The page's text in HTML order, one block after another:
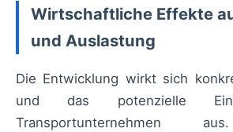
Wirtschaftliche Effekte
und Auslastung
Die Entwicklung wirkt sich
und das potenzielle
Transportunternehmen